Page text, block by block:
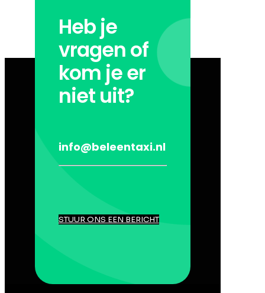
Heb je
vragen of
kom je er
niet uit?
info@beleentaxi.nl
STUUR ONS EEN BERICHT